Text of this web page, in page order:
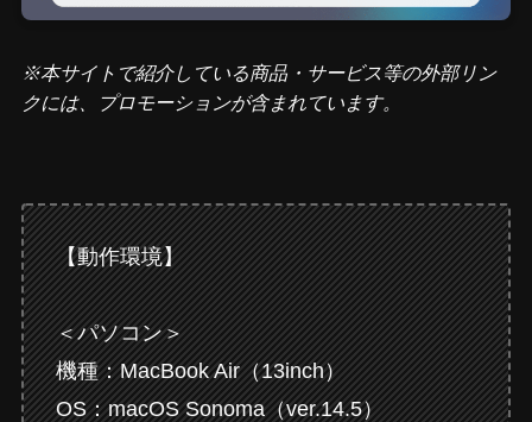
※本サイトで紹介している商品・サービス等の外部リン
クには、プロモーションが含まれています。
【動作環境】
＜パソコン＞
機種：MacBook Air（13inch）
OS：macOS Sonoma（ver.14.5）